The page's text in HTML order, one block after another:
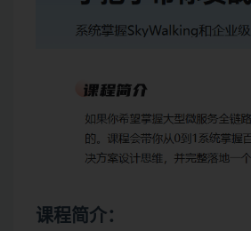
课程简介：